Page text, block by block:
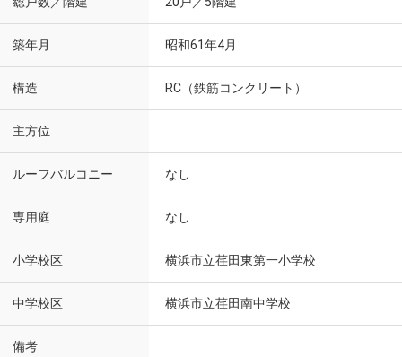
築年月 昭和61年4月
構造 RC（鉄筋コンクリート）
主方位
ルーフバルコニー なし
専用庭 なし
小学校区 横浜市立荏田東第一小学校
中学校区 横浜市立荏田南中学校
備考